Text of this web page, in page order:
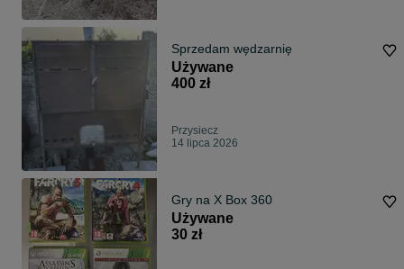
Sprzedam wędzarnię
Używane
400 zł
Przysiecz
14 lipca 2026
Gry na X Box 360
Używane
30 zł